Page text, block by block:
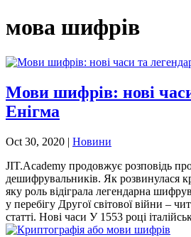
мова шифрів
Мови шифрів: нові
Енігма
Oct 30, 2020 | Новини
JIT.Academy продовжує розповідь
дешифрувальників. Як розвинулася
яку роль відіграла легендарна
у перебігу Другої світової війни –
статті. Нові часи У 1553 році